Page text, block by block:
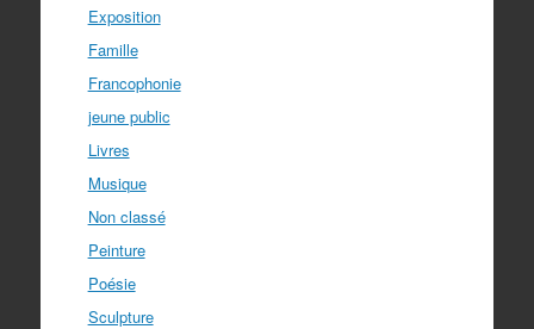
Exposition
Famille
Francophonie
jeune public
Livres
Musique
Non classé
Peinture
Poésie
Sculpture